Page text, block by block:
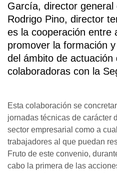
García, director
Rodrigo Pino, director
es la cooperación entre
promover la formación
del ámbito de actuación
colaboradoras con la
Esta colaboración se
jornadas técnicas de carácter
sector empresarial como a
trabajadores al que puedan
Fruto de este convenio,
cabo la primera de las